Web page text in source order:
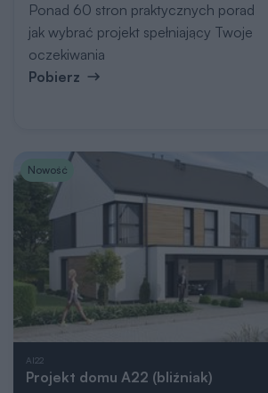
Ponad 60 stron praktycznych porad
jak wybrać projekt spełniający Twoje
oczekiwania
Pobierz
Nowość
AI22
Projekt domu A22 (bliźniak)